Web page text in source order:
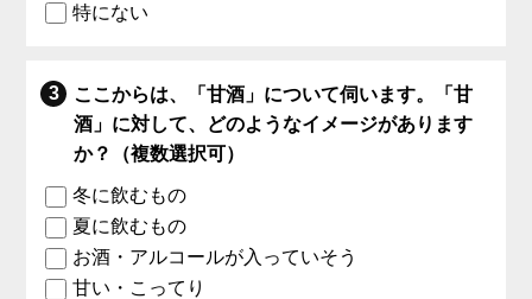
特にない
ここからは、「甘酒」について伺います。「甘
酒」に対して、どのようなイメージがあります
か？（複数選択可）
冬に飲むもの
夏に飲むもの
お酒・アルコールが入っていそう
甘い・こってり